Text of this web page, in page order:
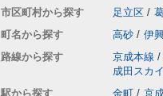
市区町村から探す 足立区 /
町名から探す
高砂 / 伊
路線から探す
京成本線 /
成田スカ
駅から探す
金町 / 京